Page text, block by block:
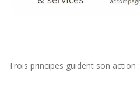
Trois principes guident son action :